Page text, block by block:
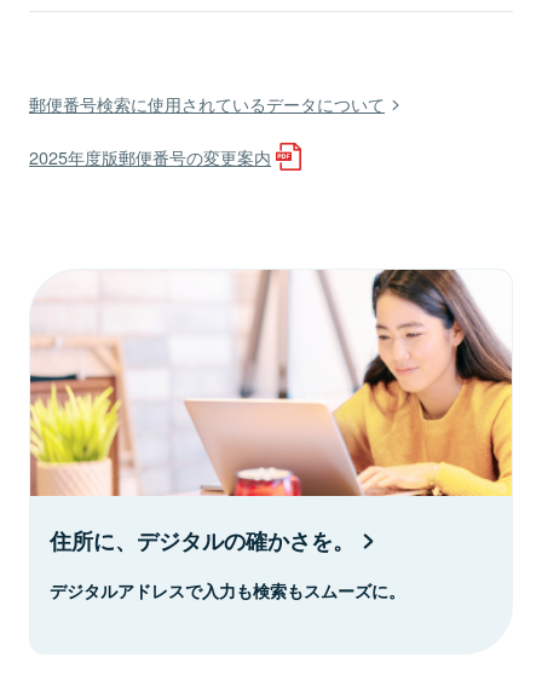
郵便番号検索に使用されているデータについて
2025年度版郵便番号の変更案内
住所に、デジタルの確かさを。
デジタルアドレスで入力も検索もスムーズに。